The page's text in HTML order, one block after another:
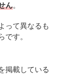
ん。
って異なるも
す。
掲載している